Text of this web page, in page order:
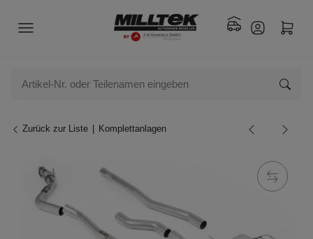
Zurück zur Liste Komplettanlagen